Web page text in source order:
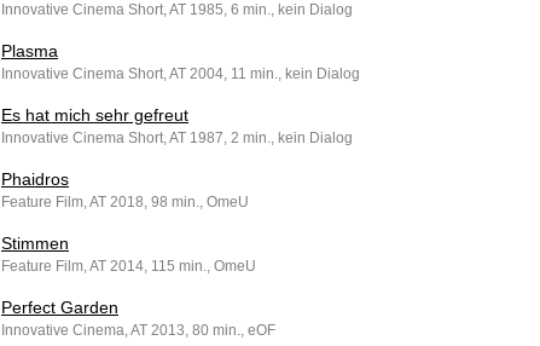
Innovative Cinema Short, AT 1985, 6 min., kein Dialog
Plasma
Innovative Cinema Short, AT 2004, 11 min., kein Dialog
Es hat mich sehr gefreut
Innovative Cinema Short, AT 1987, 2 min., kein Dialog
Phaidros
Feature Film, AT 2018, 98 min., OmeU
Stimmen
Feature Film, AT 2014, 115 min., OmeU
Perfect Garden
Innovative Cinema, AT 2013, 80 min., eOF